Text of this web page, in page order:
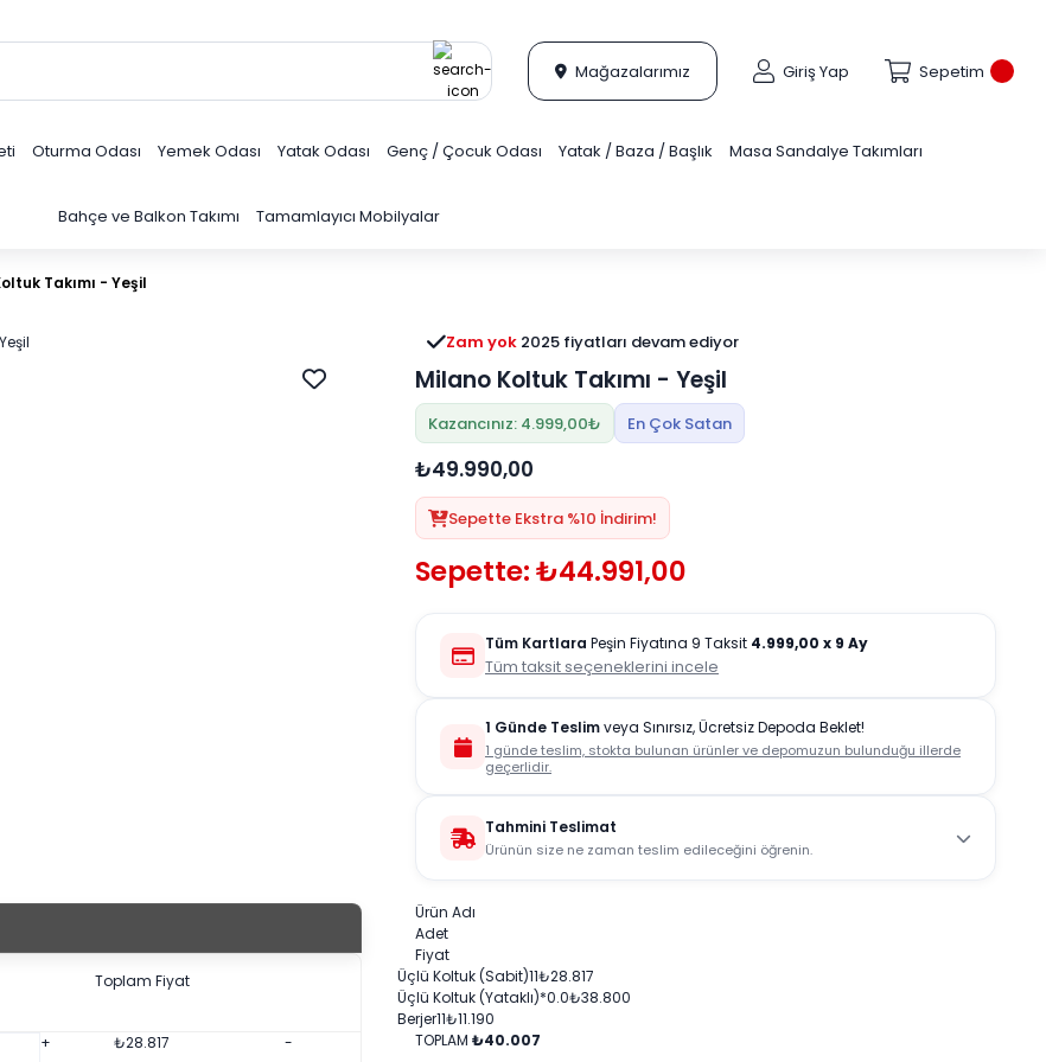
Mağazalarımız Giriş Yap Sepetim
Oturma Odası Yemek Odası Yatak Odası Genç / Çocuk Odası Yatak / Baza / Başlık Masa Sandalye Takımları
Bahçe ve Balkon Takımı Tamamlayıcı Mobilyalar
Takımı - Yeşil
Toplam Fiyat
+ ₺28.817 -
3 ay ertelemeli 18 ayalışveriş kredisiyle öde
Milano Koltuk Takımı - Yeşil
Kazancınız: 4.999,00₺ En Çok Satan
₺49.990,00
Sepette Ekstra %10 İndirim!
Sepette: ₺44.991,00
Tüm Kartlara Peşin Fiyatına 9 Taksit 4.999,00 x 9 Ay
Tüm taksit seçeneklerini incele
1 Günde Teslimveya Sınırsız, Ücretsiz Depoda Beklet!
1 günde teslim, stokta bulunan ürünler ve depomuzun bulunduğu illerde
geçerlidir.
Tahmini Teslimat
Ürünün size ne zaman teslim edileceğini öğrenin.
Ürün Adı
Adet
Fiyat
Üçlü Koltuk (Sabit)11₺28.817
Üçlü Koltuk (Yataklı)*0.0₺38.800
Berjer11₺11.190
TOPLAM ₺40.007